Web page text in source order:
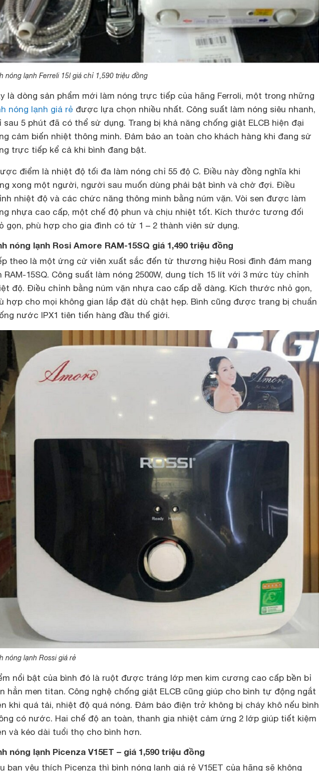
nóng lạnh Ferreli 15l giá chỉ 1,590 triệu đồng
là dòng sản phẩm mới làm nóng trực tiếp của hãng Ferroli, một trong những
nóng lạnh giá rẻ được lựa chọn nhiều nhất. Công suất làm nóng siêu nhanh,
sau 5 phút đã có thể sử dụng. Trang bị khả năng chống giật ELCB hiện đại
cảm biến nhiệt thông minh. Đảm bảo an toàn cho khách hàng khi đang sử
trực tiếp kể cả khi bình đang bật.
điểm là nhiệt độ tối đa làm nóng chỉ 55 độ C. Điều này đồng nghĩa khi
xong một người, người sau muốn dùng phải bật bình và chờ đợi. Điều
nhiệt độ và các chức năng thông minh bằng núm vặn. Vòi sen được làm
nhựa cao cấp, một chế độ phun và chịu nhiệt tốt. Kích thước tương đối
gọn, phù hợp cho gia đình có từ 1 – 2 thành viên sử dụng.
nóng lạnh Rosi Amore RAM-15SQ giá 1,490 triệu đồng
theo là một ứng cử viên xuất sắc đến từ thương hiệu Rosi đình đám mang
RAM-15SQ. Công suất làm nóng 2500W, dung tích 15 lít với 3 mức tùy chỉnh
độ. Điều chỉnh bằng núm vặn nhựa cao cấp dễ dàng. Kích thước nhỏ gọn,
hợp cho mọi không gian lắp đặt dù chật hẹp. Bình cũng được trang bị chuẩn
nước IPX1 tiên tiến hàng đầu thế giới.
nóng lạnh Rossi giá rẻ
nổi bật của bình đó là ruột được tráng lớp men kim cương cao cấp bền bỉ
hẳn men titan. Công nghệ chống giật ELCB cũng giúp cho bình tự động ngắt
khi quá tải, nhiệt độ quá nóng. Đảm bảo điện trở không bị cháy khô nếu bình
có nước. Hai chế độ an toàn, thanh gia nhiệt cảm ứng 2 lớp giúp tiết kiệm
và kéo dài tuổi thọ cho bình hơn.
nóng lạnh Picenza V15ET – giá 1,590 triệu đồng
bạn yêu thích Picenza thì bình nóng lạnh giá rẻ V15ET của hãng sẽ không